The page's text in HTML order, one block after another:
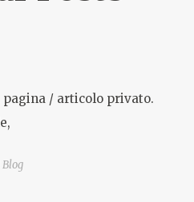
pagina / articolo privato.